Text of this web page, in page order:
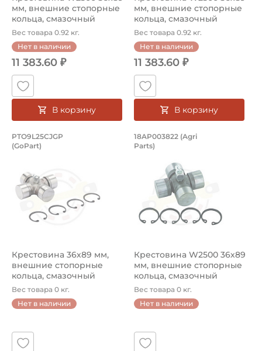
мм, внешние стопорные
кольца, смазочный
ниппель ...
Вес товара 0.92 кг.
Нет в наличии
11 383.60 ₽
В корзину
мм, внешние стопорные
кольца, смазочный
ниппель ...
Вес товара 0.92 кг.
Нет в наличии
11 383.60 ₽
В корзину
Крестовина 36х89 мм, внешние
Крестовина PTO9L25CJGP GoPart, диаметр чашки 36
PTO9L25CJGP
(GoPart)
Крестовина 36х89 мм,
внешние стопорные
кольца, смазочный
ниппель в цент...
Вес товара 0 кг.
Нет в наличии
Крестовина
Крестовина 18AP003822
18AP003822 (Agri
Parts)
Крестовина W2500 36х89
мм, внешние стопорные
кольца, смазочный
ниппель ...
Вес товара 0 кг.
Нет в наличии